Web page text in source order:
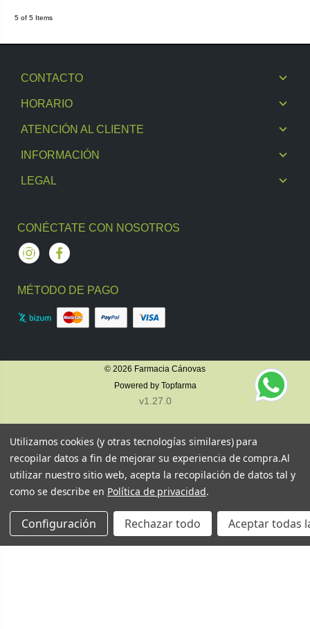
5 of 5 Items
CONTACTO
HORARIO
ATENCIÓN AL CLIENTE
INFORMACIÓN
LEGAL
CONÉCTATE CON NOSOTROS
InstagramFacebook
MÉTODO DE PAGO
© 2026 Farmacia Cánovas
Powered by Topfarma
v1.27.0
Utilizamos cookies (y otras tecnologías similares) para
recopilar datos a fin de mejorar su experiencia de compra.Al
utilizar nuestro sitio web, acepta la recopilación de datos tal y
como se describe en Política de privacidad.
Configuración Rechazar todo Aceptar todas